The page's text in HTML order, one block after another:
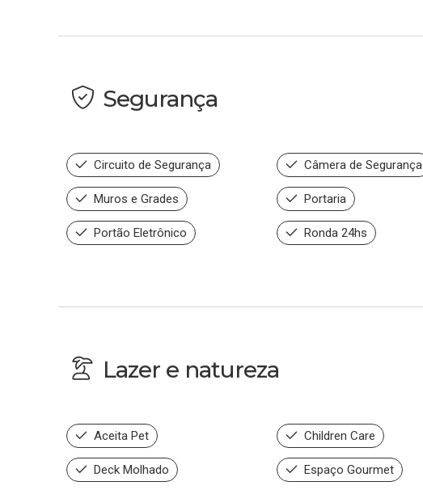
Segurança
Circuito de Segurança Câmera de Segurança
Muros e Grades Portaria
Portão Eletrônico Ronda 24hs
Lazer e natureza
Aceita Pet Children Care
Deck Molhado Espaço Gourmet